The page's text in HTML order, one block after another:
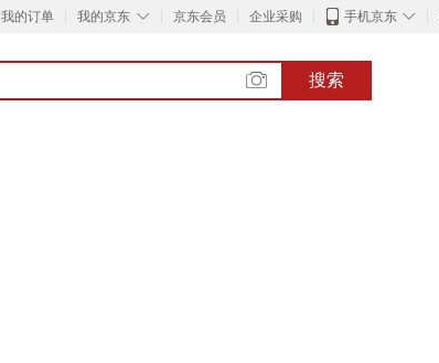
我的订单 ◇
我的京东 京东会员 企业采购 ◇
手机京东
搜索